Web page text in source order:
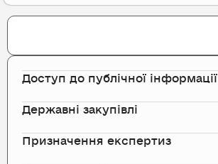
Search
Доступ до публічної інформації
Державні закупівлі
Призначення експертиз